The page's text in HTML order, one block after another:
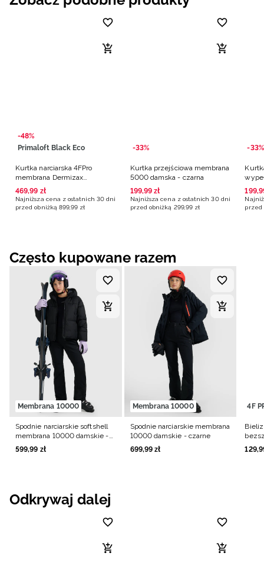
-48%
Primaloft Black Eco
Kurtka narciarska 4FPro
membrana Dermizax
20000/20000 damska -
czarna
469,99 zł
Najniższa cena z ostatnich 30 dni
przed obniżką 899,99 zł
-33%
Kurtka przejściowa membrana
5000 damska - czarna
199,99 zł
Najniższa cena z ostatnich 30 dni
przed obniżką 299,99 zł
-33%
199,
przed
Często kupowane razem
Membrana 10000
Spodnie narciarskie softshell
membrana 10000 damskie -
czarne
599,99 zł
Membrana 10000
Spodnie narciarskie membrana
10000 damskie - czarne
699,99 zł
4F
129,
Odkrywaj dalej